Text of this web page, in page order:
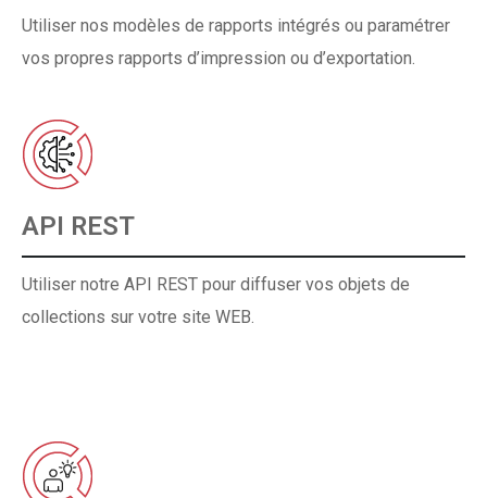
Utiliser nos modèles de rapports intégrés ou paramétrer
vos propres rapports d’impression ou d’exportation.
API REST
Utiliser notre API REST pour diffuser vos objets de
collections sur votre site WEB.